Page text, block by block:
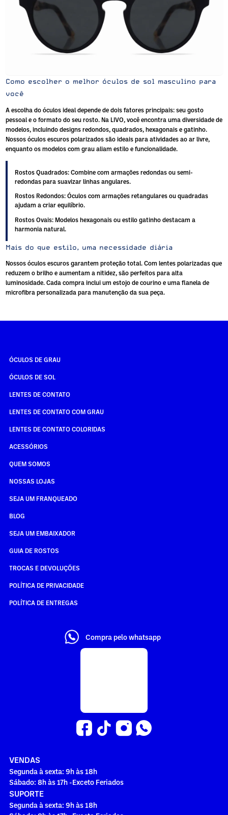
Como escolher o melhor óculos de sol masculino para
você
A escolha do óculos ideal depende de dois fatores principais: seu gosto
pessoal e o formato do seu rosto. Na LIVO, você encontra uma diversidade de
modelos, incluindo designs redondos, quadrados, hexagonais e gatinho.
Nossos óculos escuros polarizadossão ideais para atividades ao ar livre,
enquanto os modelos com grau aliam estilo e funcionalidade.
Rostos Quadrados:Combine com armações redondas ou semi-
redondas para suavizar linhas angulares.
Rostos Redondos:Óculos com armações retangulares ou quadradas
ajudam a criar equilíbrio.
Rostos Ovais:Modelos hexagonais ou estilo gatinho destacam a
harmonia natural.
Mais do que estilo, uma necessidade diária
Nossos óculos escuros garantem proteção total. Com lentes polarizadas que
reduzem o brilho e aumentam a nitidez, são perfeitos para alta
luminosidade. Cada compra inclui um estojo de courinoe uma flanela de
microfibra personalizadapara manutenção da sua peça.
ÓCULOS DE GRAU
ÓCULOS DE SOL
LENTES DE CONTATO
LENTES DE CONTATO COM GRAU
LENTES DE CONTATO COLORIDAS
ACESSÓRIOS
QUEM SOMOS
NOSSAS LOJAS
SEJA UM FRANQUEADO
BLOG
SEJA UM EMBAIXADOR
GUIA DE ROSTOS
TROCAS E DEVOLUÇÕES
POLÍTICA DE PRIVACIDADE
POLÍTICA DE ENTREGAS
Compra pelo whatsapp
VENDAS
Segunda à sexta: 9h às 18h
Sábado: 8h às 17h -Exceto Feriados
SUPORTE
Segunda à sexta: 9h às 18h